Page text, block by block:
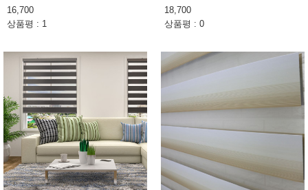
16,700
상품평 : 1
18,700
상품평 : 0